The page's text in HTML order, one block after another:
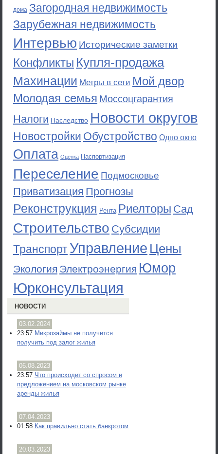
дома Загородная недвижимость
Зарубежная недвижимость
Интервью Исторические заметки
Конфликты Купля-продажа
Махинации Метры в сети Мой двор
Молодая семья Моссоцгарантия
Налоги Наследство Новости округов
Новостройки Обустройство Одно окно
Оплата Оценка Паспортизация
Переселение Подмосковье
Приватизация Прогнозы
Реконструкция Рента Риелторы Сад
Строительство Субсидии
ТранспортУправление Цены
Экология Электроэнергия Юмор
Юрконсультация
НОВОСТИ
03.02.2024
23:57 Микрозаймы не получится
получить под залог жилья
06.08.2023
23:57 Что происходит со спросом и
предложением на московском рынке
аренды жилья
07.04.2023
01:58 Как правильно стать банкротом
20.03.2023